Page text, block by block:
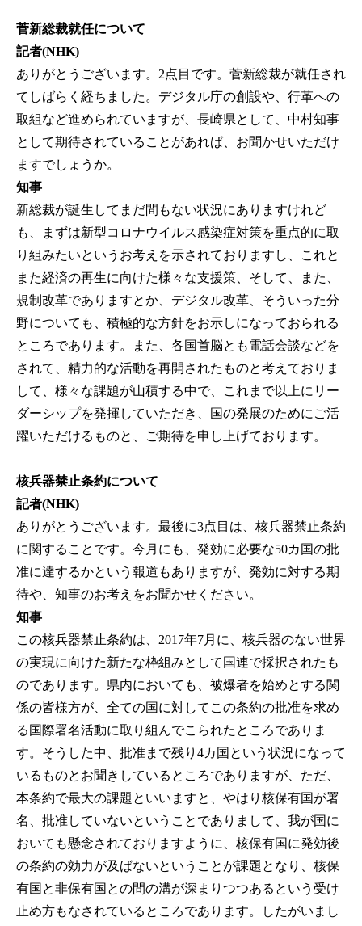
菅新総裁就任について
記者(NHK)
ありがとうございます。2点目です。菅新総裁が就任され
てしばらく経ちました。デジタル庁の創設や、行革への
取組など進められていますが、長崎県として、中村知事
として期待されていることがあれば、お聞かせいただけ
ますでしょうか。
知事
新総裁が誕生してまだ間もない状況にありますけれど
も、まずは新型コロナウイルス感染症対策を重点的に取
り組みたいというお考えを示されておりますし、これと
また経済の再生に向けた様々な支援策、そして、また、
規制改革でありますとか、デジタル改革、そういった分
野についても、積極的な方針をお示しになっておられる
ところであります。また、各国首脳とも電話会談などを
されて、精力的な活動を再開されたものと考えておりま
して、様々な課題が山積する中で、これまで以上にリー
ダーシップを発揮していただき、国の発展のためにご活
躍いただけるものと、ご期待を申し上げております。
核兵器禁止条約について
記者(NHK)
ありがとうございます。最後に3点目は、核兵器禁止条約
に関することです。今月にも、発効に必要な50カ国の批
准に達するかという報道もありますが、発効に対する期
待や、知事のお考えをお聞かせください。
知事
この核兵器禁止条約は、2017年7月に、核兵器のない世界
の実現に向けた新たな枠組みとして国連で採択されたも
のであります。県内においても、被爆者を始めとする関
係の皆様方が、全ての国に対してこの条約の批准を求め
る国際署名活動に取り組んでこられたところでありま
す。そうした中、批准まで残り4カ国という状況になって
いるものとお聞きしているところでありますが、ただ、
本条約で最大の課題といいますと、やはり核保有国が署
名、批准していないということでありまして、我が国に
おいても懸念されておりますように、核保有国に発効後
の条約の効力が及ばないということが課題となり、核保
有国と非保有国との間の溝が深まりつつあるという受け
止め方もなされているところであります。したがいまし